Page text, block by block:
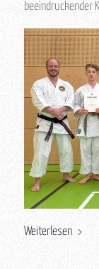
beeindruckender
Weiterlesen